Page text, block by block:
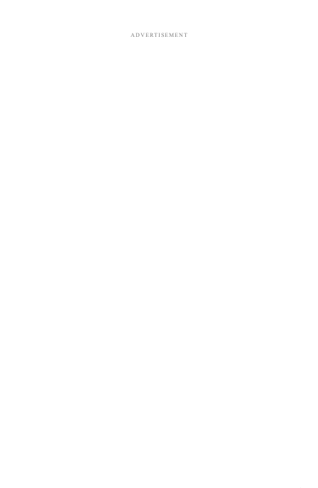
ADVERTISEMENT